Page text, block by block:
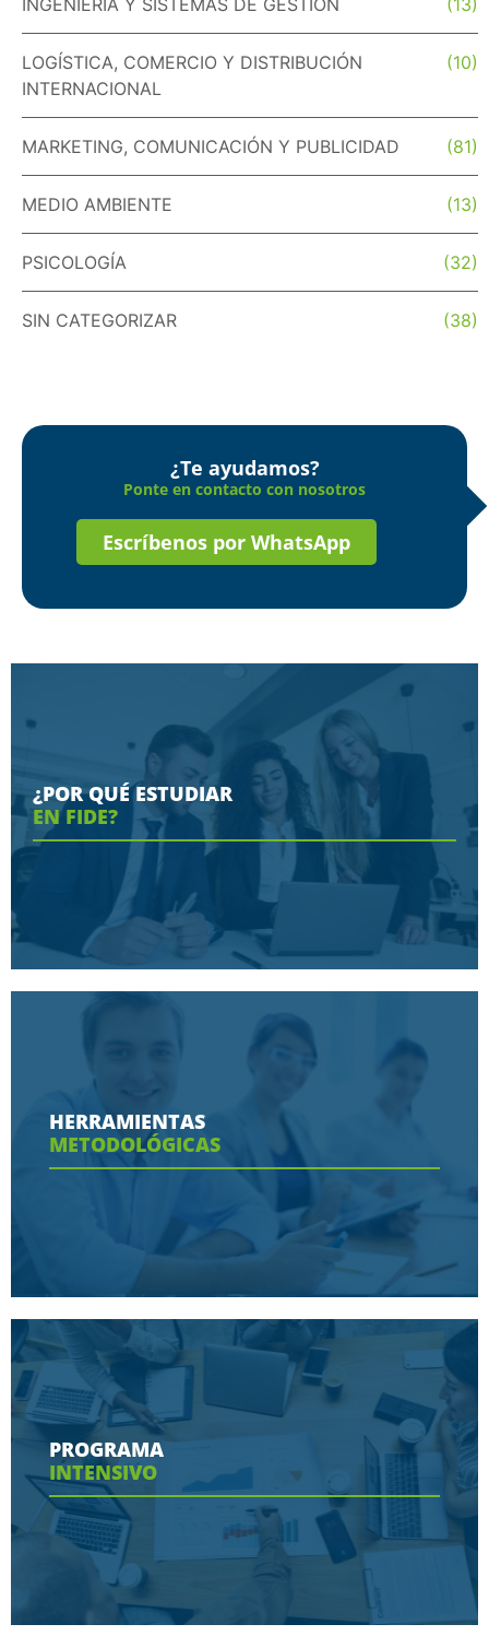
LOGÍSTICA, COMERCIO Y DISTRIBUCIÓN
INTERNACIONAL
(10)
MARKETING, COMUNICACIÓN Y PUBLICIDAD (81)
MEDIO AMBIENTE (13)
PSICOLOGÍA (32)
SIN CATEGORIZAR (38)
¿Te ayudamos?
Ponte en contacto con nosotros
Escríbenos por WhatsApp
¿POR QUÉ ESTUDIAR
EN FIDE?
Conoce aquí las razones porque nos eligen
Ver más
HERRAMIENTAS
METODOLÓGICAS
Conoce aquí las herramientas con las que
contaras en tu programa
Ver más
PROGRAMA
INTENSIVO